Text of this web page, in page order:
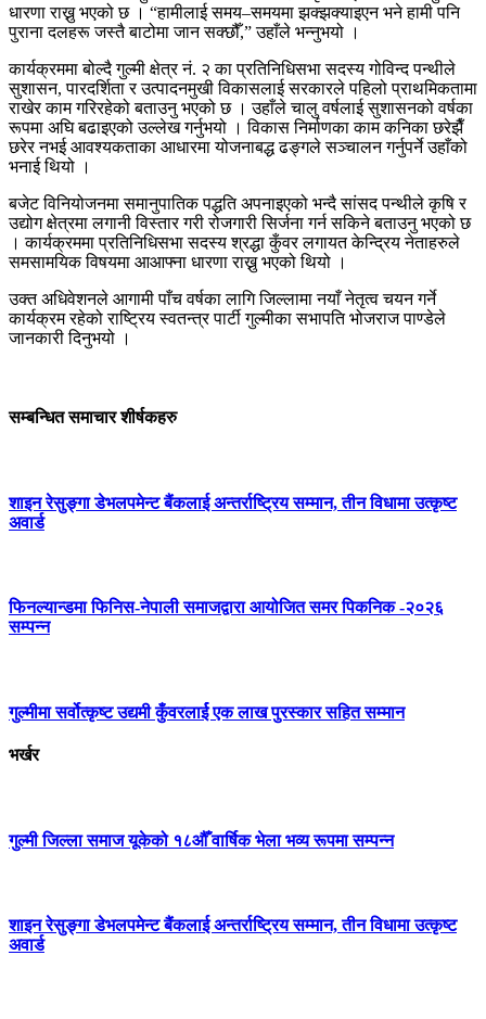
धारणा राख्नु भएको छ । “हामीलाई समय–समयमा झक्झक्याइएन भने हामी पनि
पुराना दलहरू जस्तै बाटोमा जान सक्छौँ,” उहाँले भन्नुभयो ।
कार्यक्रममा बोल्दै गुल्मी क्षेत्र नं. २ का प्रतिनिधिसभा सदस्य गोविन्द पन्थीले
सुशासन, पारदर्शिता र उत्पादनमुखी विकासलाई सरकारले पहिलो प्राथमिकतामा
राखेर काम गरिरहेको बताउनु भएको छ । उहाँले चालु वर्षलाई सुशासनको वर्षका
रूपमा अघि बढाइएको उल्लेख गर्नुभयो । विकास निर्माणका काम कनिका छरेझैँ
छरेर नभई आवश्यकताका आधारमा योजनाबद्ध ढङ्गले सञ्चालन गर्नुपर्ने उहाँको
भनाई थियो ।
बजेट विनियोजनमा समानुपातिक पद्धति अपनाइएको भन्दै सांसद पन्थीले कृषि र
उद्योग क्षेत्रमा लगानी विस्तार गरी रोजगारी सिर्जना गर्न सकिने बताउनु भएको छ
। कार्यक्रममा प्रतिनिधिसभा सदस्य श्रद्धा कुँवर लगायत केन्द्रिय नेताहरुले
समसामयिक विषयमा आआफ्ना धारणा राख्नु भएको थियो ।
उक्त अधिवेशनले आगामी पाँच वर्षका लागि जिल्लामा नयाँ नेतृत्व चयन गर्ने
कार्यक्रम रहेको राष्ट्रिय स्वतन्त्र पार्टी गुल्मीका सभापति भोजराज पाण्डेले
जानकारी दिनुभयो ।
सम्बन्धित समाचार शीर्षकहरु
शाइन रेसुङ्गा डेभलपमेन्ट बैंकलाई अन्तर्राष्ट्रिय सम्मान, तीन विधामा उत्कृष्ट
अवार्ड
फिनल्यान्डमा फिनिस-नेपाली समाजद्वारा आयोजित समर पिकनिक -२०२६
सम्पन्न
गुल्मीमा सर्वोत्कृष्ट उद्यमी कुँवरलार्ई एक लाख पुरस्कार सहित सम्मान
भर्खर
गुल्मी जिल्ला समाज यूकेको १८औँ वार्षिक भेला भव्य रूपमा सम्पन्न
शाइन रेसुङ्गा डेभलपमेन्ट बैंकलाई अन्तर्राष्ट्रिय सम्मान, तीन विधामा उत्कृष्ट
अवार्ड